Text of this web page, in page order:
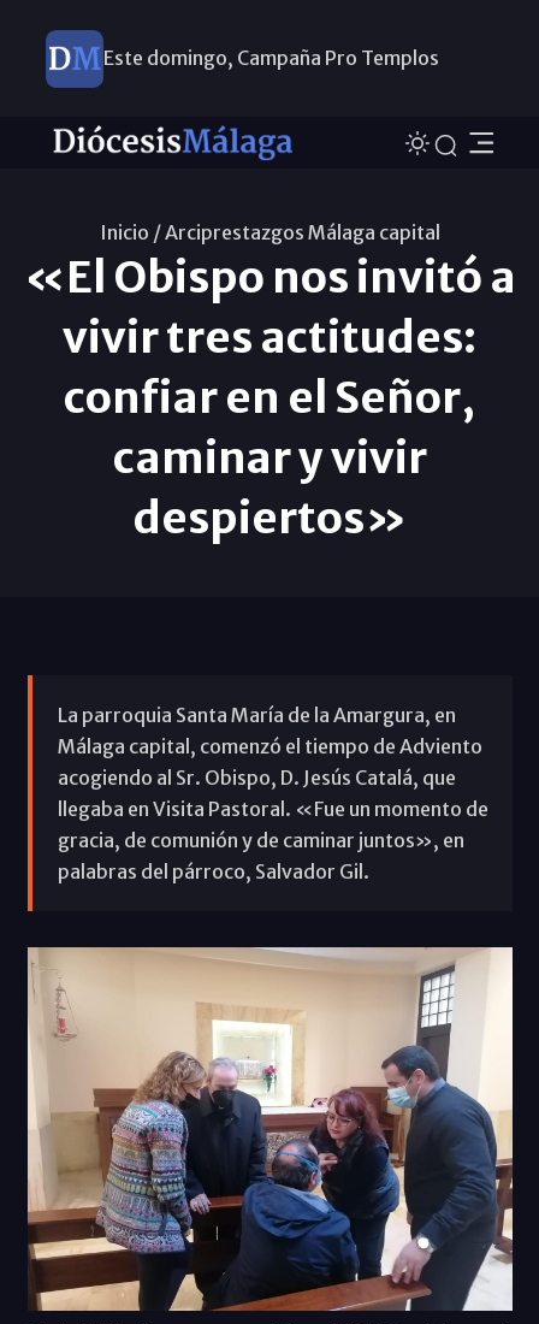
Este domingo, Campaña Pro Templos
Inicio /Arciprestazgos Málaga capital
«El Obispo nos invitó a
vivir tres actitudes:
confiar en el Señor,
caminar y vivir
despiertos»
La parroquia Santa María de la Amargura, en
Málaga capital, comenzó el tiempo de Adviento
acogiendo al Sr. Obispo, D. Jesús Catalá, que
llegaba en Visita Pastoral. «Fue un momento de
gracia, de comunión y de caminar juntos», en
palabras del párroco, Salvador Gil.